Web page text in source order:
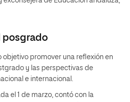
posgrado
objetivo promover una reflexión en
y las perspectivas de
e internacional.
el 1 de marzo, contó con la